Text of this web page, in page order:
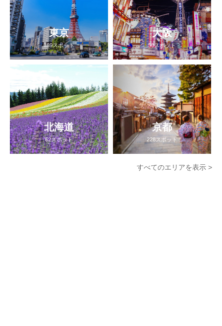
東京
369スポット
大阪
58スポット
北海道
62スポット
京都
228スポット
すべてのエリアを表示 >